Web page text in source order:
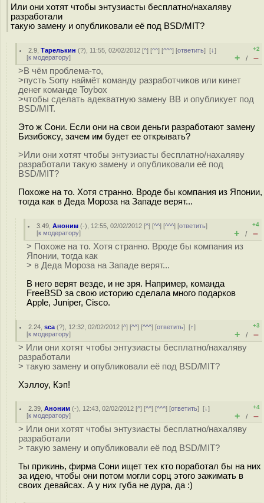
Или они хотят чтобы энтузиасты бесплатно/нахаляву
разработали
такую замену и опубликовали её под BSD/MIT?
2.9 ,Тарелькин (?), 11:55, 02/02/2012 [^] [^^] [^^^] [ответить][↓]
[к модератору]
+2
+ / –
>В чём проблема-то,
>пусть Sony наймёт команду разработчиков или кинет
денег команде Toybox
>чтобы сделать адекватную замену BB и опубликует под
BSD/MIT.
Это ж Сони. Если они на свои деньги разработают замену
Бизибоксу, зачем им будет ее открывать?
>Или они хотят чтобы энтузиасты бесплатно/нахаляву
разработали такую замену и опубликовали её под
BSD/MIT?
Похоже на то. Хотя странно. Вроде бы компания из Японии,
тогда как в Деда Мороза на Западе верят...
3.49 ,Аноним (-), 12:55, 02/02/2012 [^] [^^] [^^^] [ответить]
[к модератору]
+4
+ / –
> Похоже на то. Хотя странно. Вроде бы компания из
Японии, тогда как
> в Деда Мороза на Западе верят...
В него верят везде, и не зря. Например, команда
FreeBSD за свою историю сделала много подарков
Apple, Juniper, Cisco.
2.24 ,sca (?), 12:32, 02/02/2012 [^] [^^] [^^^] [ответить][↑]
[к модератору]
+3
+ / –
> Или они хотят чтобы энтузиасты бесплатно/нахаляву
разработали
> такую замену и опубликовали её под BSD/MIT?
Хэллоу, Кэп!
2.39 ,Аноним (-), 12:43, 02/02/2012 [^] [^^] [^^^] [ответить][↓]
[к модератору]
+4
+ / –
> Или они хотят чтобы энтузиасты бесплатно/нахаляву
разработали
> такую замену и опубликовали её под BSD/MIT?
Ты прикинь, фирма Сони ищет тех кто поработал бы на них
за идею, чтобы они потом могли сорц этого зажимать в
своих девайсах. А у них губа не дура, да :)